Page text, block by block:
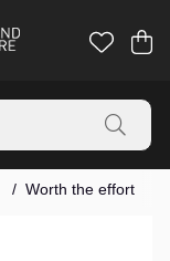
.
Worth the effort